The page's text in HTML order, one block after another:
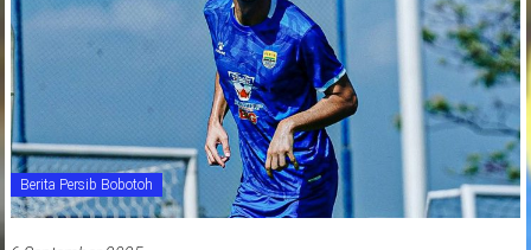
Berita Persib Bobotoh